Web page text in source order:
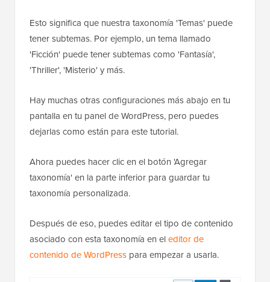
Esto significa que nuestra taxonomía 'Temas' puede
tener subtemas. Por ejemplo, un tema llamado
'Ficción' puede tener subtemas como 'Fantasía',
'Thriller', 'Misterio' y más.
Hay muchas otras configuraciones más abajo en tu
pantalla en tu panel de WordPress, pero puedes
dejarlas como están para este tutorial.
Ahora puedes hacer clic en el botón 'Agregar
taxonomía' en la parte inferior para guardar tu
taxonomía personalizada.
Después de eso, puedes editar el tipo de contenido
asociado con esta taxonomía en eleditor de
contenido de WordPress para empezar a usarla.